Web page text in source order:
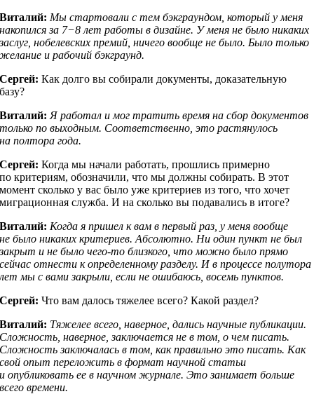
Виталий: Мы стартовали с тем бэкграундом, который у меня
накопился за 7−8 лет работы в дизайне. У меня не было никаких
заслуг, нобелевских премий, ничего вообще не было. Было только
желание и рабочий бэкграунд.
Сергей:Как долго вы собирали документы, доказательную
базу?
Виталий: Я работал и мог тратить время на сбор документов
только по выходным. Соответственно, это растянулось
на полтора года.
Сергей: Когда мы начали работать, прошлись примерно
по критериям, обозначили, что мы должны собирать. В этот
момент сколько у вас было уже критериев из того, что хочет
миграционная служба. И на сколько вы подавались в итоге?
Виталий: Когда я пришел к вам в первый раз, у меня вообще
не было никаких критериев. Абсолютно. Ни один пункт не был
закрыт и не было чего-то близкого, что можно было прямо
сейчас отнести к определенному разделу. И в процессе полутора
лет мы с вами закрыли, если не ошибаюсь, восемь пунктов.
Сергей:Что вам далось тяжелее всего? Какой раздел?
Виталий: Тяжелее всего, наверное, дались научные публикации.
Сложность, наверное, заключается не в том, о чем писать.
Сложность заключалась в том, как правильно это писать. Как
свой опыт переложить в формат научной статьи
и опубликовать ее в научном журнале. Это занимает больше
всего времени.